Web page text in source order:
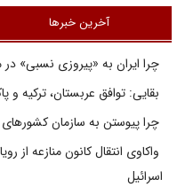
آخرین خبرها
چرا ایران به «پیروزی نسبی» در
بقایی: توافق عربستان، ترکیه و
چرا پیوستن به سازمان
واکاوی انتقال کانون منازعه از
اسرائیل